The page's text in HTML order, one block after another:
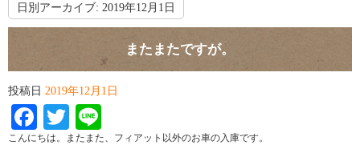
日別アーカイブ: 2019年12月1日
またまたですが。
投稿日 2019年12月1日
Facebook
Twitter
こんにちは。またまた、フィアット以外のお車の入庫です。